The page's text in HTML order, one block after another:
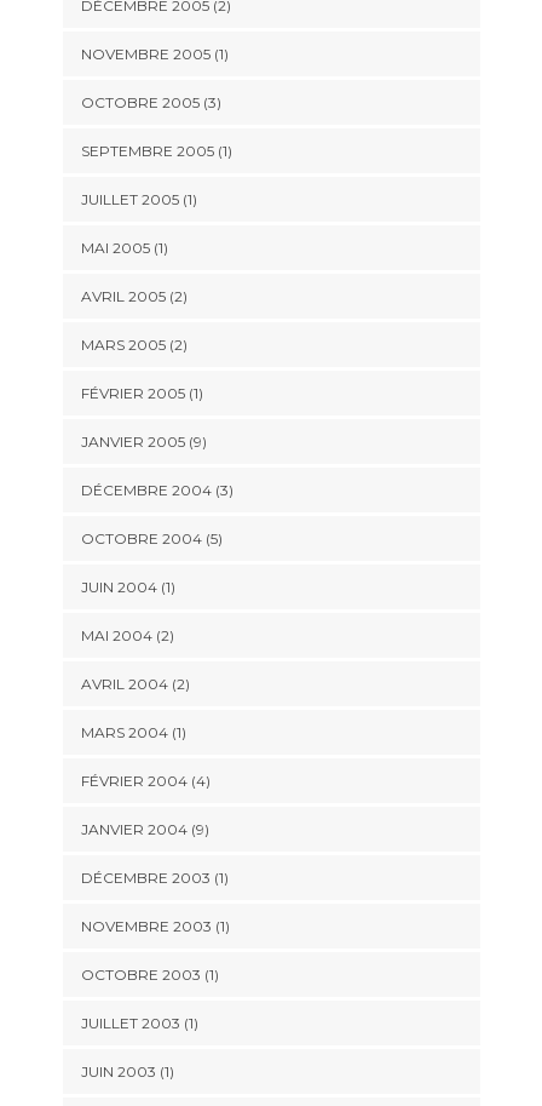
DÉCEMBRE 2005 (2)
NOVEMBRE 2005 (1)
OCTOBRE 2005 (3)
SEPTEMBRE 2005 (1)
JUILLET 2005 (1)
MAI 2005 (1)
AVRIL 2005 (2)
MARS 2005 (2)
FÉVRIER 2005 (1)
JANVIER 2005 (9)
DÉCEMBRE 2004 (3)
OCTOBRE 2004 (5)
JUIN 2004 (1)
MAI 2004 (2)
AVRIL 2004 (2)
MARS 2004 (1)
FÉVRIER 2004 (4)
JANVIER 2004 (9)
DÉCEMBRE 2003 (1)
NOVEMBRE 2003 (1)
OCTOBRE 2003 (1)
JUILLET 2003 (1)
JUIN 2003 (1)